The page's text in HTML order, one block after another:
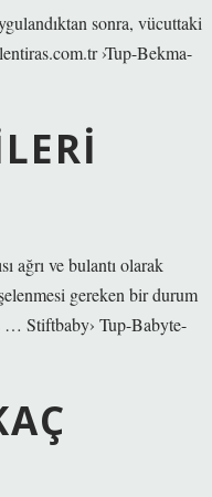
sonra, vücuttaki
›Tup-Bekma-
ağrı ve bulantı olarak
gereken bir durum
… Stiftbaby› Tup-Babyte-